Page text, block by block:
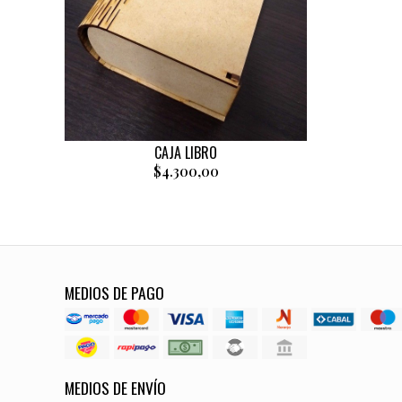
CAJA LIBRO
$4.300,00
MEDIOS DE PAGO
MEDIOS DE ENVÍO